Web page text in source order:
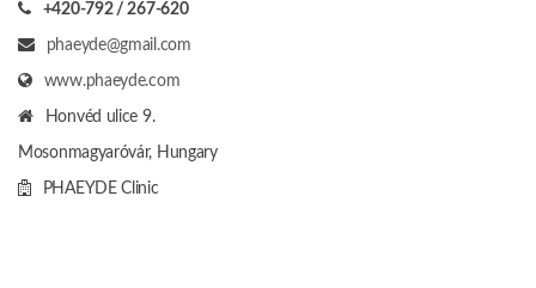
+420-792 / 267-620
phaeyde@gmail.com
www.phaeyde.com
Honvéd ulice 9.
Mosonmagyaróvár, Hungary
PHAEYDE Clinic